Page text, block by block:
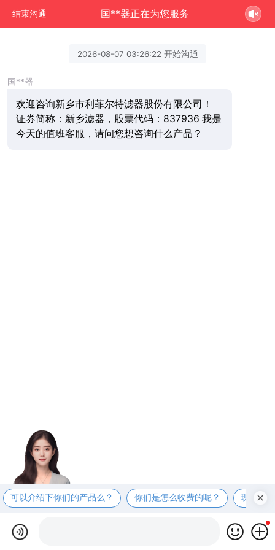
结束沟通 国**器正在为您服务
2026-08-07 03:26:22 开始沟通
国**器
欢迎咨询新乡市利菲尔特滤器股份有限公司！
证券简称：新乡滤器，股票代码：837936 我是
今天的值班客服，请问您想咨询什么产品？
可以介绍下你们的产品么？ 你们是怎么收费的呢？ 现在有